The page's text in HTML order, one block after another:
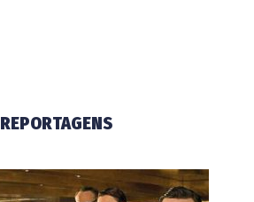
REPORTAGENS